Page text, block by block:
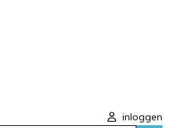
inloggen